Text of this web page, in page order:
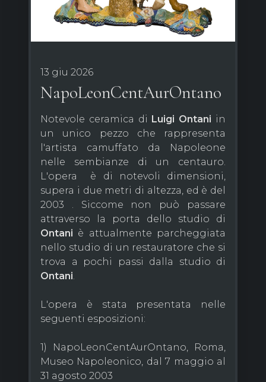
13 giu 2026
NapoLeonCentAurOntano
Notevole ceramica di Luigi Ontani in
un unico pezzo che rappresenta
l'artista camuffato da Napoleone
nelle sembianze di un centauro.
L'opera è di notevoli dimensioni,
supera i due metri di altezza, ed è del
2003 . Siccome non può passare
attraverso la porta dello studio di
Ontani è attualmente parcheggiata
nello studio di un restauratore che si
trova a pochi passi dalla studio di
Ontani
L'opera è stata presentata nelle
seguenti esposizioni:
1) NapoLeonCentAurOntano, Roma,
Museo Napoleonico, dal 7 maggio al
31 agosto 2003